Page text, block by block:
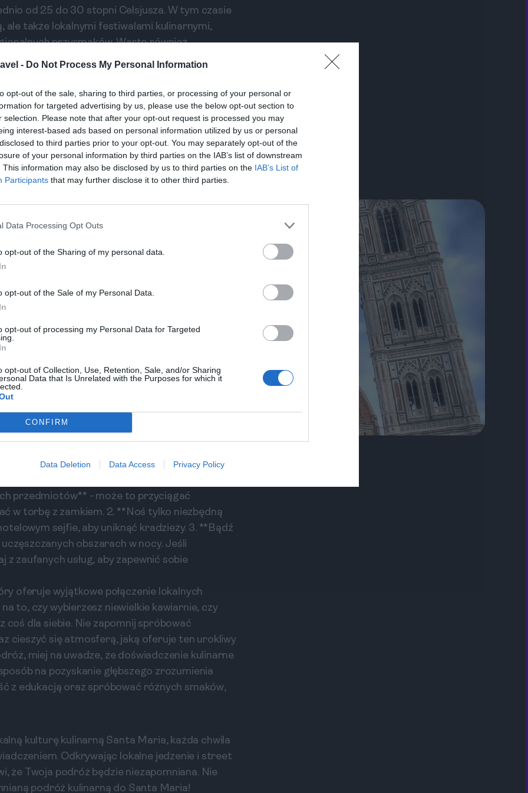
- Do Not Process My Personal Information
opt-out of the sale, sharing to third parties, or processing of your personal or
for targeted advertising by us, please use the below opt-out section to
selection. Please note that after your opt-out request is processed you may
interest-based ads based on personal information utilized by us or personal
to third parties prior to your opt-out. You may separately opt-out of the
of your personal information by third parties on the IAB’s list of downstream
This information may also be disclosed by us to third parties on the IAB’s List of
Participants that may further disclose it to other third parties.
Data Processing Opt Outs
opt-out of the Sharing of my personal data.
opt-out of the Sale of my Personal Data.
opt-out of processing my Personal Data for Targeted
opt-out of Collection, Use, Retention, Sale, and/or Sharing
Data that Is Unrelated with the Purposes for which it
CONFIRM
Data Deletion Data Access Privacy Policy
od 25 do 30 stopni Celsjusza. W tym czasie
ale także lokalnymi festiwalami kulinarnymi,
przysmaków. Warto również
ceny noclegów oraz jedzenia mogą być
dla podróżnych.
sposobem jest przylot na
znajduje się w pobliżu miasta. Istnieją
z innych wysp Kap Verde. Po przylocie,
za pośrednictwem lokalnych taksówek lub
podróżować drogą lądową, dostępne są
i sceniczną możliwością.
potrawy,
Santa Maria.
do odwiedzenia, ale jak w przypadku
kilka wskazówek dotyczących
przedmiotów** - może to przyciągać
w torbę z zamkiem. 2. **Noś tylko niezbędną
sejfie, aby uniknąć kradzieży. 3. **Bądź
obszarach w nocy. Jeśli
zaufanych usług, aby zapewnić sobie
oferuje wyjątkowe połączenie lokalnych
to, czy wybierzesz niewielkie kawiarnie, czy
coś dla siebie. Nie zapomnij spróbować
cieszyć się atmosferą, jaką oferuje ten urokliwy
miej na uwadze, że doświadczenie kulinarne
na pozyskanie głębszego zrozumienia
z edukacją oraz spróbować różnych smaków,
kulturę kulinarną Santa Maria, każda chwila
Odkrywając lokalne jedzenie i street
że Twoja podróż będzie niezapomniana. Nie
podróż kulinarną do Santa Maria!